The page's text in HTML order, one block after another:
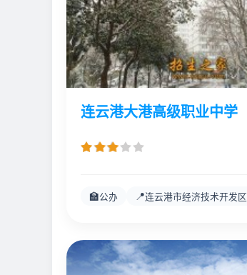
连云港大港高级职业中学
🏫公办 📍连云港市经济技术开发区